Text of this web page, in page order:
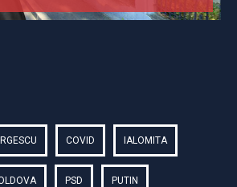
COVID IALOMITA
PSD PUTIN